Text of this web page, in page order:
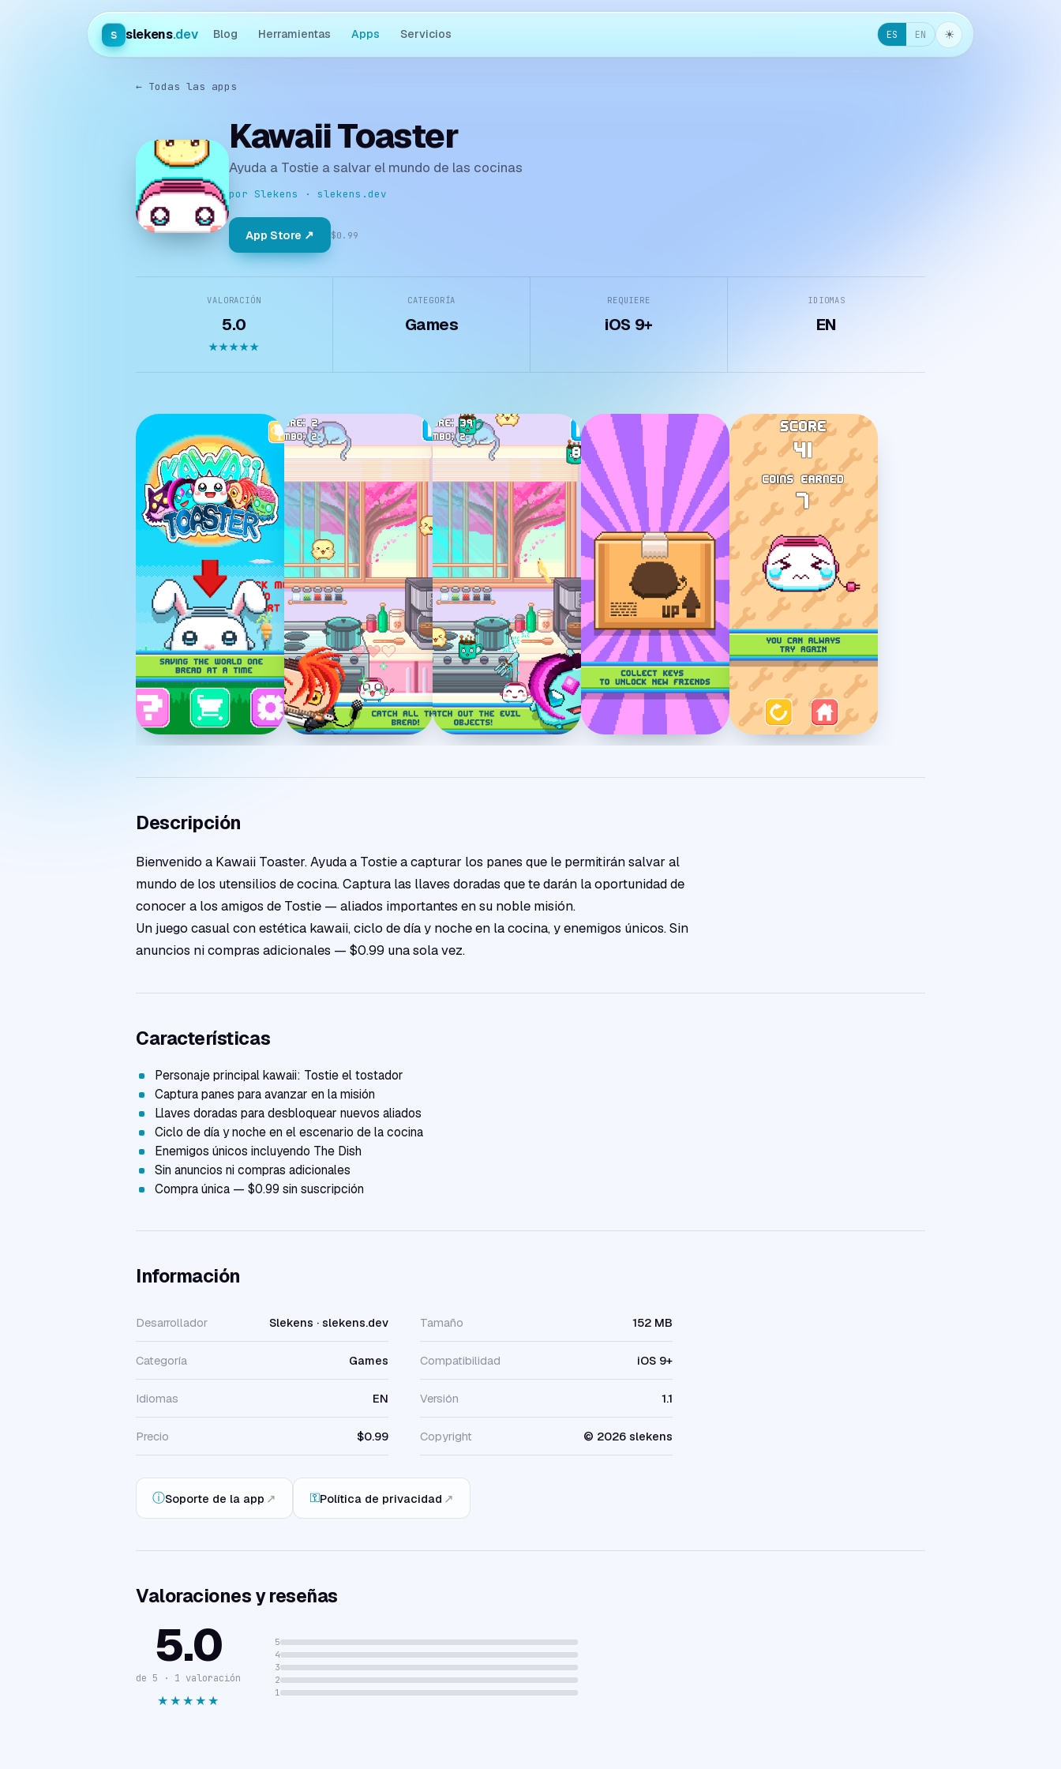
s slekens.dev Blog Herramientas Apps Servicios ES EN ☀︎
← Todas las apps
Kawaii Toaster
Ayuda a Tostie a salvar el mundo de las cocinas
por Slekens · slekens.dev
App Store ↗ $0.99
VALORACIÓN
5.0
★★★★★
CATEGORÍA
Games
REQUIERE
iOS 9+
IDIOMAS
EN
Descripción
Bienvenido a Kawaii Toaster. Ayuda a Tostie a capturar los panes que le permitirán salvar al
mundo de los utensilios de cocina. Captura las llaves doradas que te darán la oportunidad de
conocer a los amigos de Tostie — aliados importantes en su noble misión.
Un juego casual con estética kawaii, ciclo de día y noche en la cocina, y enemigos únicos. Sin
anuncios ni compras adicionales — $0.99 una sola vez.
Características
Personaje principal kawaii: Tostie el tostador
Captura panes para avanzar en la misión
Llaves doradas para desbloquear nuevos aliados
Ciclo de día y noche en el escenario de la cocina
Enemigos únicos incluyendo The Dish
Sin anuncios ni compras adicionales
Compra única — $0.99 sin suscripción
Información
Desarrollador Slekens · slekens.dev Tamaño 152 MB
Categoría Games Compatibilidad iOS 9+
Idiomas EN Versión 1.1
Precio $0.99 Copyright © 2026 slekens
ⓘSoporte de la app ↗ ⚿Política de privacidad ↗
Valoraciones y reseñas
5.0
de 5 · 1 valoración
★★★★★
5
4
3
2
1